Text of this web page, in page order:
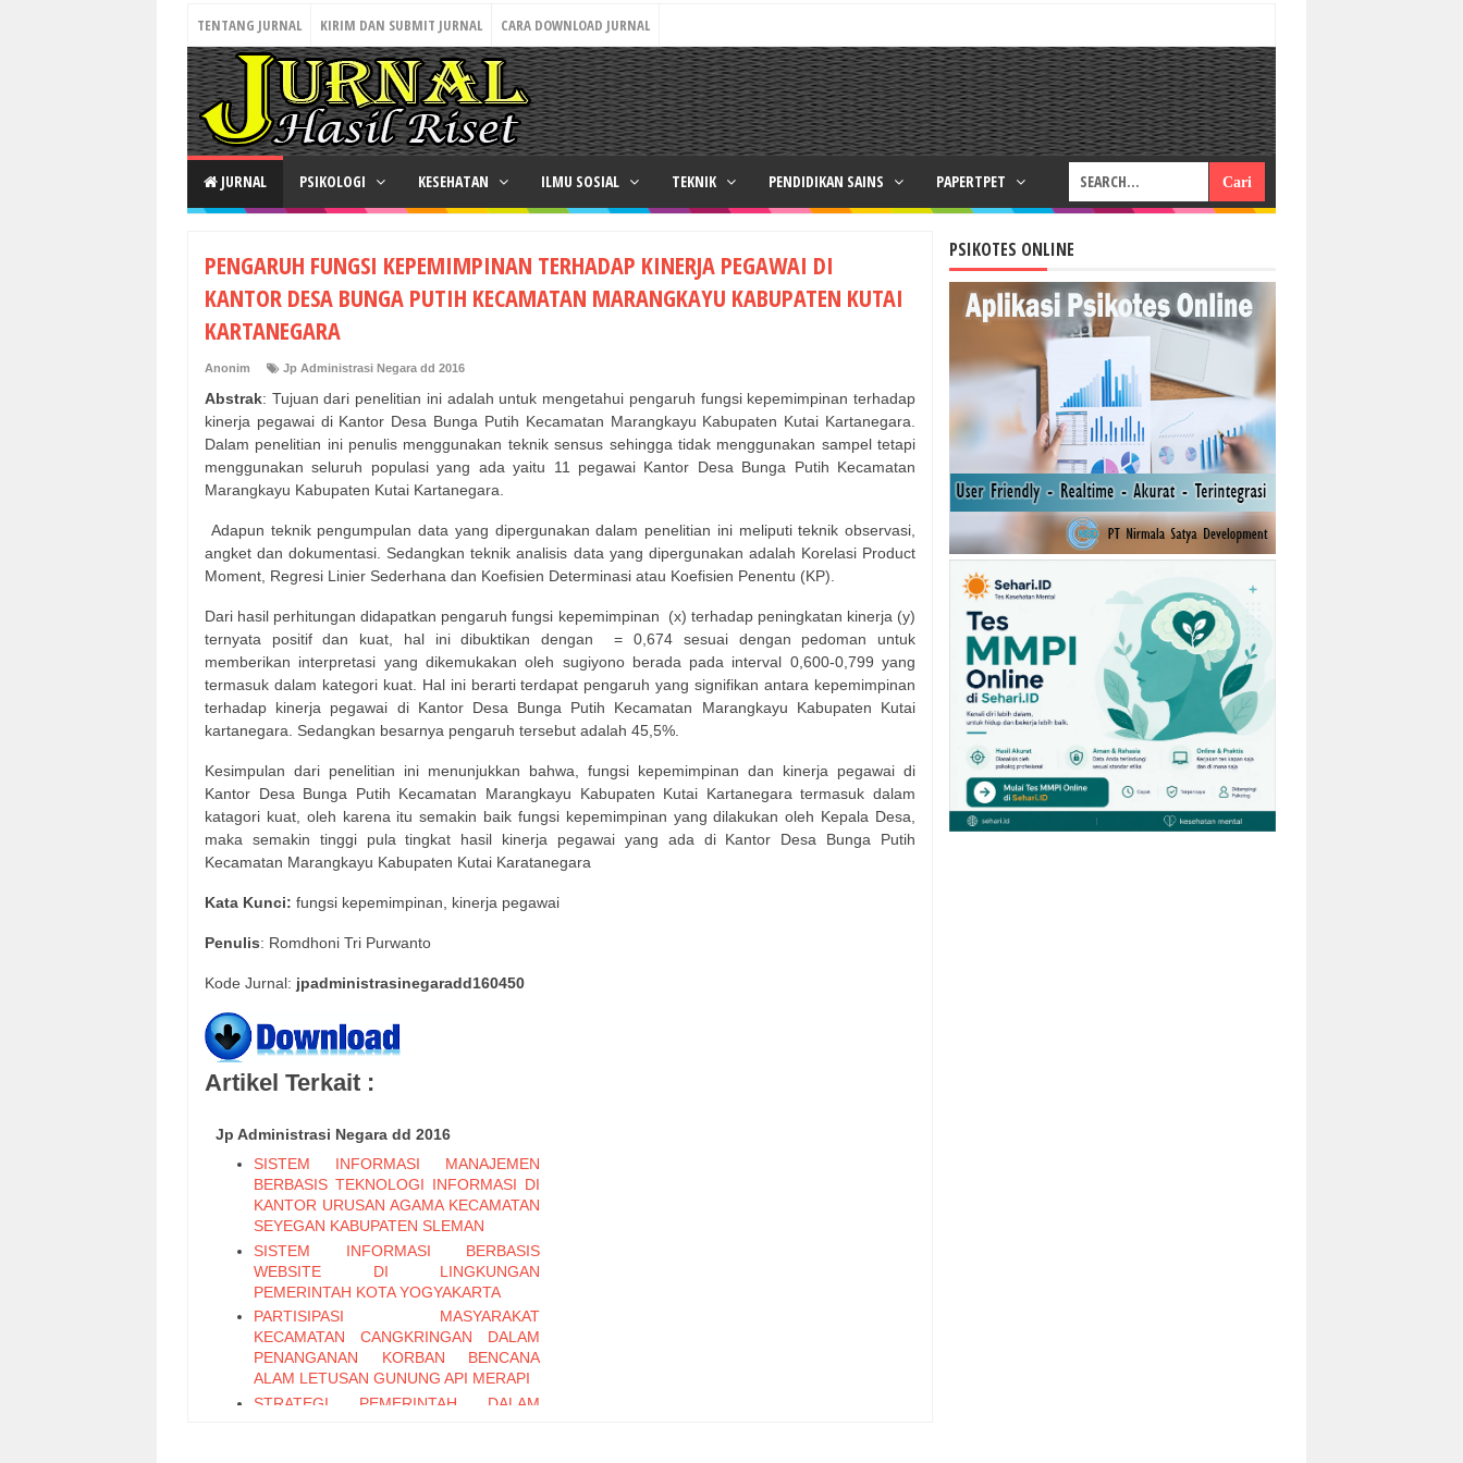
TENTANG JURNAL KIRIM DAN SUBMIT JURNAL CARA DOWNLOAD JURNAL
JURNAL PSIKOLOGI KESEHATAN ILMU SOSIAL TEKNIK PENDIDIKAN SAINS PAPERTPET
PENGARUH FUNGSI KEPEMIMPINAN TERHADAP KINERJA PEGAWAI DI
KANTOR DESA BUNGA PUTIH KECAMATAN MARANGKAYU KABUPATEN KUTAI
KARTANEGARA
Anonim Jp Administrasi Negara dd 2016
Abstrak: Tujuan dari penelitian ini adalah untuk mengetahui pengaruh fungsi kepemimpinan terhadap
kinerja pegawai di Kantor Desa Bunga Putih Kecamatan Marangkayu Kabupaten Kutai Kartanegara.
Dalam penelitian ini penulis menggunakan teknik sensus sehingga tidak menggunakan sampel tetapi
menggunakan seluruh populasi yang ada yaitu 11 pegawai Kantor Desa Bunga Putih Kecamatan
Marangkayu Kabupaten Kutai Kartanegara.
Adapun teknik pengumpulan data yang dipergunakan dalam penelitian ini meliputi teknik observasi,
angket dan dokumentasi. Sedangkan teknik analisis data yang dipergunakan adalah Korelasi Product
Moment, Regresi Linier Sederhana dan Koefisien Determinasi atau Koefisien Penentu (KP).
Dari hasil perhitungan didapatkan pengaruh fungsi kepemimpinan (x) terhadap peningkatan kinerja (y)
ternyata positif dan kuat, hal ini dibuktikan dengan = 0,674 sesuai dengan pedoman untuk
memberikan interpretasi yang dikemukakan oleh sugiyono berada pada interval 0,600-0,799 yang
termasuk dalam kategori kuat. Hal ini berarti terdapat pengaruh yang signifikan antara kepemimpinan
terhadap kinerja pegawai di Kantor Desa Bunga Putih Kecamatan Marangkayu Kabupaten Kutai
kartanegara. Sedangkan besarnya pengaruh tersebut adalah 45,5%.
Kesimpulan dari penelitian ini menunjukkan bahwa, fungsi kepemimpinan dan kinerja pegawai di
Kantor Desa Bunga Putih Kecamatan Marangkayu Kabupaten Kutai Kartanegara termasuk dalam
katagori kuat, oleh karena itu semakin baik fungsi kepemimpinan yang dilakukan oleh Kepala Desa,
maka semakin tinggi pula tingkat hasil kinerja pegawai yang ada di Kantor Desa Bunga Putih
Kecamatan Marangkayu Kabupaten Kutai Karatanegara
Kata Kunci: fungsi kepemimpinan, kinerja pegawai
Penulis: Romdhoni Tri Purwanto
Kode Jurnal: jpadministrasinegaradd160450
Artikel Terkait :
Jp Administrasi Negara dd 2016
SISTEM INFORMASI MANAJEMEN
BERBASIS TEKNOLOGI INFORMASI DI
KANTOR URUSAN AGAMA KECAMATAN
SEYEGAN KABUPATEN SLEMAN
SISTEM INFORMASI BERBASIS
WEBSITE DI LINGKUNGAN
PEMERINTAH KOTA YOGYAKARTA
PARTISIPASI MASYARAKAT
KECAMATAN CANGKRINGAN DALAM
PENANGANAN KORBAN BENCANA
ALAM LETUSAN GUNUNG API MERAPI
STRATEGI PEMERINTAH DALAM
PSIKOTES ONLINE